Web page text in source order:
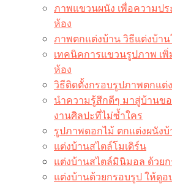
ภาพแขวนผนัง เพื่อความป
ห้อง
ภาพตกแต่งบ้าน วิธีแต่งบ้า
เทคนิคการแขวนรูปภาพ เ
ห้อง
วิธีติดตั้งกรอบรูปภาพตกแต่
นำความรู้สึกดีๆ มาสู่บ้านข
งานศิลปะที่ไม่ซ้ำใคร
รูปภาพดอกไม้ ตกแต่งผนัง
แต่งบ้านสไตล์โมเดิร์น
แต่งบ้านสไตล์มินิมอล ด้วย
แต่งบ้านด้วยกรอบรูป ให้ดูอ